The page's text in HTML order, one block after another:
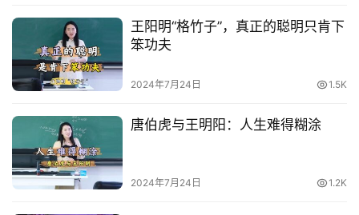
王阳明“格竹子”，真正的聪明只肯下
笨功夫
2024年7月24日 1.5K
唐伯虎与王明阳：人生难得糊涂
2024年7月24日 1.2K